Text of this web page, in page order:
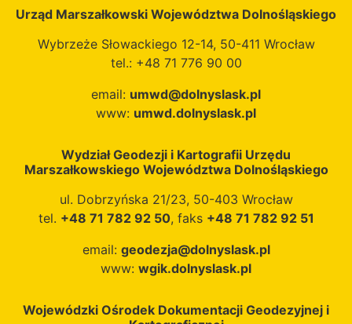
Urząd Marszałkowski Województwa Dolnośląskiego
Wybrzeże Słowackiego 12-14, 50-411 Wrocław
tel.: +48 71 776 90 00
email: umwd@dolnyslask.pl
www: umwd.dolnyslask.pl
Wydział Geodezji i Kartografii Urzędu
Marszałkowskiego Województwa Dolnośląskiego
ul. Dobrzyńska 21/23, 50-403 Wrocław
tel. +48 71 782 92 50, faks +48 71 782 92 51
email: geodezja@dolnyslask.pl
www: wgik.dolnyslask.pl
Wojewódzki Ośrodek Dokumentacji Geodezyjnej i